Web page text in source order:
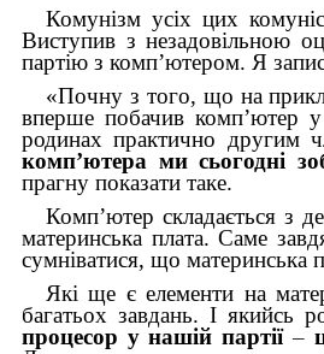
Комунізм усіх цих
Виступив з незадовільною
партію з комп’ютером. Я
«Почну з того, що на
вперше побачив комп’ютер у
родинах практично другим
комп’ютера ми сьогодні
прагну показати таке.
Комп’ютер складається з
материнська плата. Саме
сумніватися, що материнська
Які ще є елементи на
багатьох завдань. І
процесор у нашій партії–